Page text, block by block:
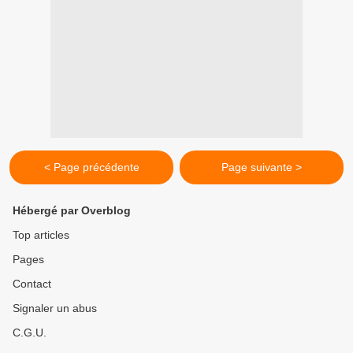
< Page précédente Page suivante >
Hébergé par Overblog
Top articles
Pages
Contact
Signaler un abus
C.G.U.